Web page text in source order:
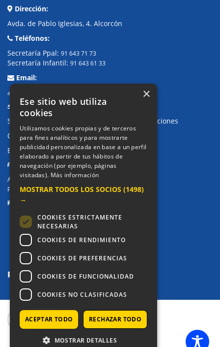
Dirección:
Avda. de Pablo Iglesias, 4. Alcorcón
Teléfonos:
Secretaría Ppal: 91 643 71 73
Secretaría Infantil: 91 643 61 33
Email:
alkor@colegioalkor.com
SUGERENCIAS Y CANAL DE DENUNCIAS
Sugerencias, Quejas, Reclamaciones y Felicitaciones
Canal de denuncias
Buzón denuncia drogas CM
PRIVACIDAD
Aviso legal / Política de privacidad
Política de Cookies
REDES SOCIALES
COPYRIGHT © 2025 - COLEGIO ALKOR
SETUP MENUS IN ADMIN PANEL
×
Ese sitio web utiliza
cookies
Utilizamos cookies propias y de terceros
para fines analíticos y para mostrarte
publicidad personalizada en base a un perfil
elaborado a partir de tus hábitos de
navegación (por ejemplo, páginas
visitadas). Más información
MOSTRAR TODOS LOS SOCIOS (1498)
→
COOKIES ESTRICTAMENTE
NECESARIAS
COOKIES DE RENDIMIENTO
COOKIES DE PREFERENCIAS
COOKIES DE FUNCIONALIDAD
COOKIES NO CLASIFICADAS
ACEPTAR TODO RECHAZAR TODO
MOSTRAR DETALLES